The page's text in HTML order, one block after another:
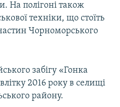
На полігоні також
техніки, що стоїть
Чорноморського
забігу «Гонка
влітку 2016 року в селищі
району.